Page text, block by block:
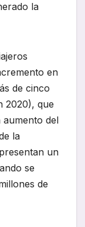
la
en
de cinco
2020), que
aumento del
la
un
se
de